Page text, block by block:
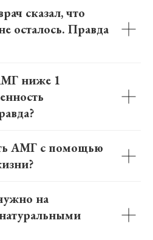
сказал, что
осталось. Правда
ниже 1
АМГ с помощью
на